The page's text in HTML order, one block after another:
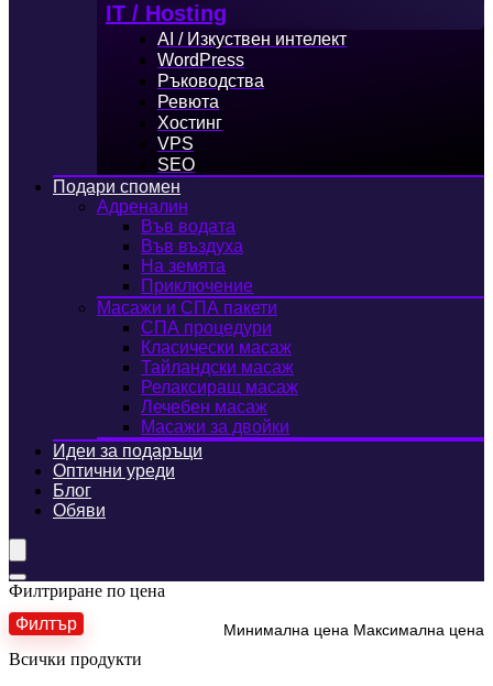
IT / Hosting
AI / Изкуствен интелект
WordPress
Ръководства
Ревюта
Хостинг
VPS
SEO
Подари спомен
Адреналин
Във водата
Във въздуха
На земята
Приключение
Масажи и СПА пакети
СПА процедури
Класически масаж
Тайландски масаж
Релаксиращ масаж
Лечебен масаж
Масажи за двойки
Идеи за подаръци
Оптични уреди
Блог
Обяви
Филтриране по цена
Минимална цена Максимална цена
Филтър
Всички продукти